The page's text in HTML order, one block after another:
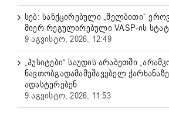
სებ: სანქცირებული „შელბითი“
მიერ რეგულირებული VASP-ის
9 აგვისტო, 2026, 12:49
„ჰუსიტები“ საუდის არაბეთში
ნავთობგადამამუშავებელ
ადასტურებენ
9 აგვისტო, 2026, 11:53